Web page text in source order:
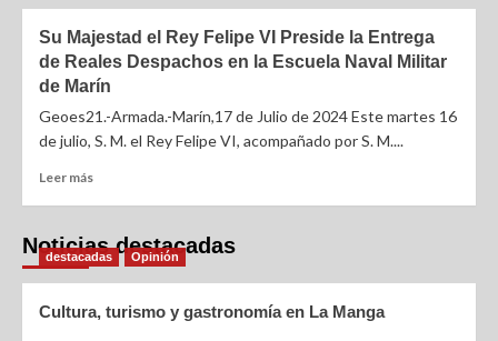
Su Majestad el Rey Felipe VI Preside la Entrega
de Reales Despachos en la Escuela Naval Militar
de Marín
Geoes21.-Armada.-Marín,17 de Julio de 2024 Este martes 16
de julio, S. M. el Rey Felipe VI, acompañado por S. M....
Leer más
Noticias destacadas
destacadas Opinión
Cultura, turismo y gastronomía en La Manga